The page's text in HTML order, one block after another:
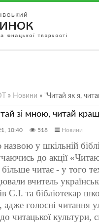
» Новини » "Читай як я,
зі мною, читай
10:40 518 Новини
у шкільній
до акції
читає - у того
вчитель
та бібліотекар
адже голосні читання
читацької культури,